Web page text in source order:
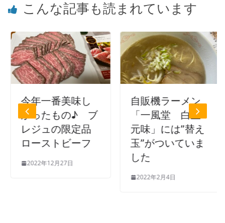
こんな記事も読まれています
今年一番美味し
かったもの♪ ブ
レジュの限定品
ローストビーフ
2022年12月27日
自販機ラーメン
「一風堂 白玉
元味」には”替え
玉”がついていま
した
2022年2月4日